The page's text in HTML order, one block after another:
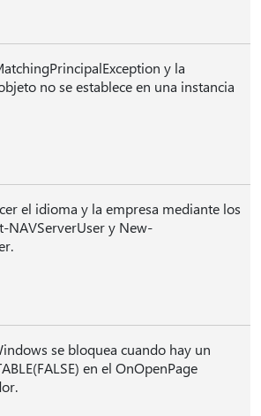
y la
no se establece en una instancia
el idioma y la empresa mediante los
NAVServerUser y New-
se bloquea cuando hay un
en el OnOpenPage